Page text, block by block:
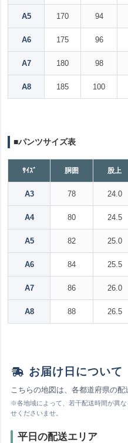
A5 170 94
A6 175 96
A7 180 98
A8 185 100
■パンツサイズ表
ｻｲｽﾞ 胴囲 股上
A3 78 24.0
A4 80 24.5
A5 82 25.0
A6 84 25.5
A7 86 26.0
A8 88 26.5
お届け日について
こちらの地図は、各都道府県の配
※各地域によって、若干配送時間が異
せくださいませ。
平日の配送エリア